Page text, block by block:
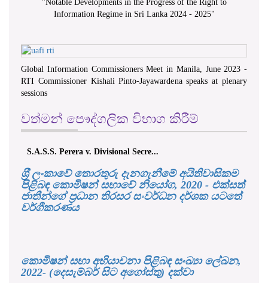
"Notable Developments in the Progress of the Right to
Information Regime in Sri Lanka 2024 - 2025"
Global Information Commissioners Meet in Manila, June 2023 -
RTI Commissioner Kishali Pinto-Jayawardena speaks at plenary
sessions
වත්මන් පෞද්ගලික විභාග කිරීම්
S.A.S.S. Perera v. Divisional Secre...
ශ‍්‍රී ලංකාවේ තොරතුරු දැනගැනීමේ අයිතිවාසිකම
පිළිබඳ කොමිෂන් සභාවේ නියෝග, 2020 - එක්සත්
ජාතීන්ගේ ප්‍රධාන තිරසර සංවර්ධන දර්ශක යටතේ
වර්ගීකරණය
කොමිෂන් සභා අභියාචනා පිළිබඳ සංඛ්‍යා ලේඛන,
2022- (දෙසැම්බර් සිට අගෝස්තු) දක්වා